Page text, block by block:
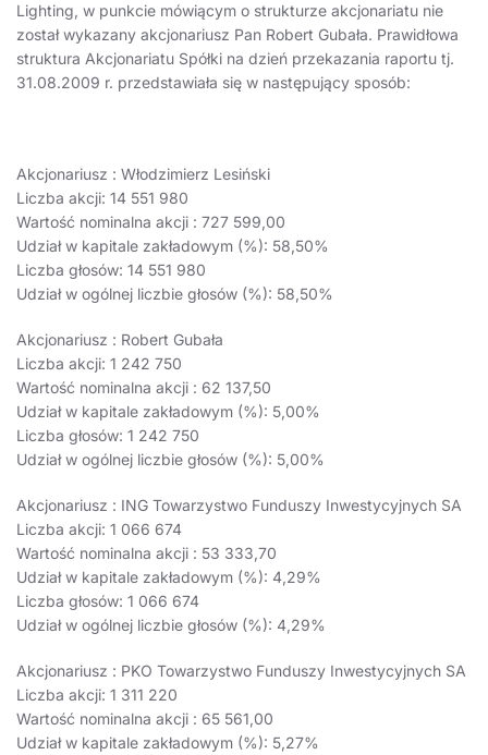
Lighting, w punkcie mówiącym o strukturze akcjonariatu nie
został wykazany akcjonariusz Pan Robert Gubała. Prawidłowa
struktura Akcjonariatu Spółki na dzień przekazania raportu tj.
31.08.2009 r. przedstawiała się w następujący sposób:
Akcjonariusz : Włodzimierz Lesiński
Liczba akcji: 14 551 980
Wartość nominalna akcji : 727 599,00
Udział w kapitale zakładowym (%): 58,50%
Liczba głosów: 14 551 980
Udział w ogólnej liczbie głosów (%): 58,50%
Akcjonariusz : Robert Gubała
Liczba akcji: 1 242 750
Wartość nominalna akcji : 62 137,50
Udział w kapitale zakładowym (%): 5,00%
Liczba głosów: 1 242 750
Udział w ogólnej liczbie głosów (%): 5,00%
Akcjonariusz : ING Towarzystwo Funduszy Inwestycyjnych SA
Liczba akcji: 1 066 674
Wartość nominalna akcji : 53 333,70
Udział w kapitale zakładowym (%): 4,29%
Liczba głosów: 1 066 674
Udział w ogólnej liczbie głosów (%): 4,29%
Akcjonariusz : PKO Towarzystwo Funduszy Inwestycyjnych SA
Liczba akcji: 1 311 220
Wartość nominalna akcji : 65 561,00
Udział w kapitale zakładowym (%): 5,27%